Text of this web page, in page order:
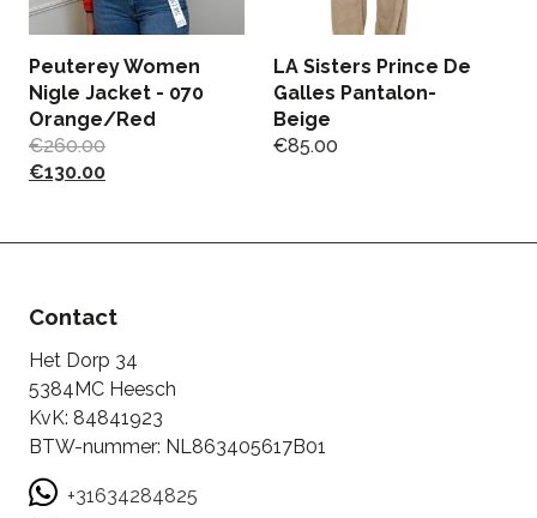
Peuterey Women
Nigle Jacket - 070
Orange/Red
€260.00
€130.00
LA Sisters Prince De
Galles Pantalon-
Beige
€85.00
Contact
Het Dorp 34
5384MC Heesch
KvK: 84841923
BTW-nummer: NL863405617B01
+31634284825